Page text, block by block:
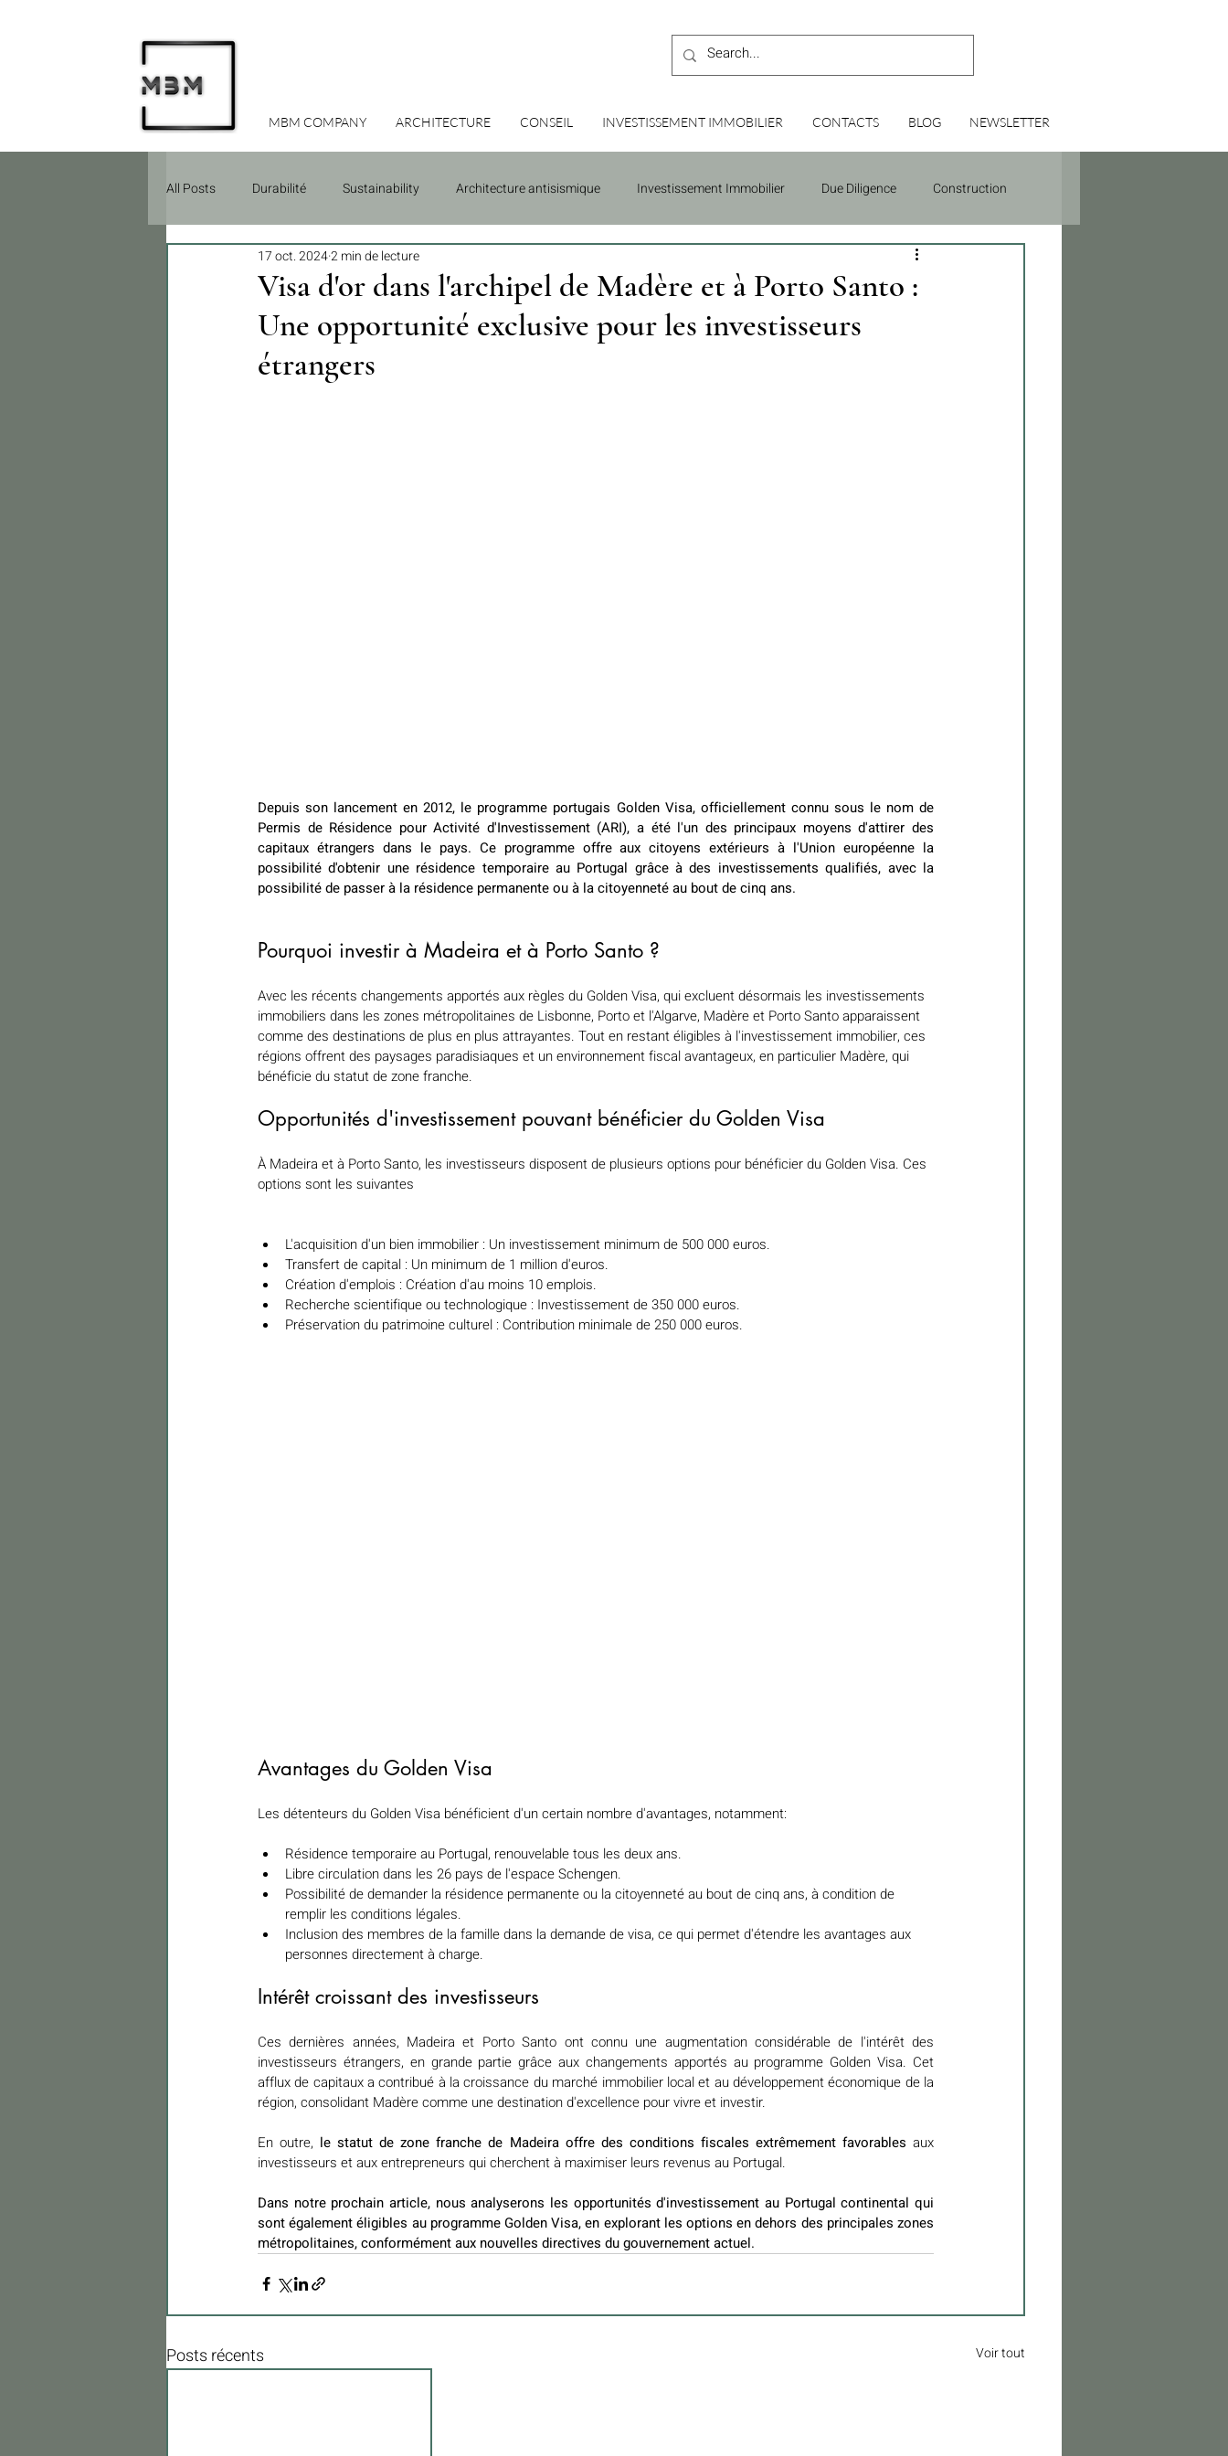
MBM COMPANY ARCHITECTURE CONSEIL INVESTISSEMENT IMMOBILIER CONTACTS BLOG NEWSLETTER
All Posts Durabilité Sustainability Architecture antisismique Investissement Immobilier Due Diligence Construction
Visa d'or dans l'archipel de Madère et à Porto Santo :
Une opportunité exclusive pour les investisseurs
étrangers
17 oct. 20242 min de lecture
Depuis son lancement en 2012, le programme portugais Golden Visa, officiellement connu sous le nom de
Permis de Résidence pour Activité d'Investissement (ARI), a été l'un des principaux moyens d'attirer des
capitaux étrangers dans le pays. Ce programme offre aux citoyens extérieurs à l'Union européenne la
possibilité d'obtenir une résidence temporaire au Portugal grâce à des investissements qualifiés, avec la
possibilité de passer à la résidence permanente ou à la citoyenneté au bout de cinq ans.
Pourquoi investir à Madeira et à Porto Santo ?
Avec les récents changements apportés aux règles du Golden Visa, qui excluent désormais les investissements
immobiliers dans les zones métropolitaines de Lisbonne, Porto et l'Algarve, Madère et Porto Santo apparaissent
comme des destinations de plus en plus attrayantes. Tout en restant éligibles à l'investissement immobilier, ces
régions offrent des paysages paradisiaques et un environnement fiscal avantageux, en particulier Madère, qui
bénéficie du statut de zone franche.
Opportunités d'investissement pouvant bénéficier du Golden Visa
À Madeira et à Porto Santo, les investisseurs disposent de plusieurs options pour bénéficier du Golden Visa. Ces
options sont les suivantes
L'acquisition d'un bien immobilier : Un investissement minimum de 500 000 euros.
Transfert de capital : Un minimum de 1 million d'euros.
Création d'emplois : Création d'au moins 10 emplois.
Recherche scientifique ou technologique : Investissement de 350 000 euros.
Préservation du patrimoine culturel : Contribution minimale de 250 000 euros.
Avantages du Golden Visa
Les détenteurs du Golden Visa bénéficient d'un certain nombre d'avantages, notamment:
Résidence temporaire au Portugal, renouvelable tous les deux ans.
Libre circulation dans les 26 pays de l'espace Schengen.
Possibilité de demander la résidence permanente ou la citoyenneté au bout de cinq ans, à condition de
remplir les conditions légales.
Inclusion des membres de la famille dans la demande de visa, ce qui permet d'étendre les avantages aux
personnes directement à charge.
Intérêt croissant des investisseurs
Ces dernières années, Madeira et Porto Santo ont connu une augmentation considérable de l'intérêt des
investisseurs étrangers, en grande partie grâce aux changements apportés au programme Golden Visa. Cet
afflux de capitaux a contribué à la croissance du marché immobilier local et au développement économique de la
région, consolidant Madère comme une destination d'excellence pour vivre et investir.
En outre, le statut de zone franche de Madeira offre des conditions fiscales extrêmement favorables aux
investisseurs et aux entrepreneurs qui cherchent à maximiser leurs revenus au Portugal.
Dans notre prochain article, nous analyserons les opportunités d'investissement au Portugal continental qui
sont également éligibles au programme Golden Visa, en explorant les options en dehors des principales zones
métropolitaines, conformément aux nouvelles directives du gouvernement actuel.
Posts récents Voir tout